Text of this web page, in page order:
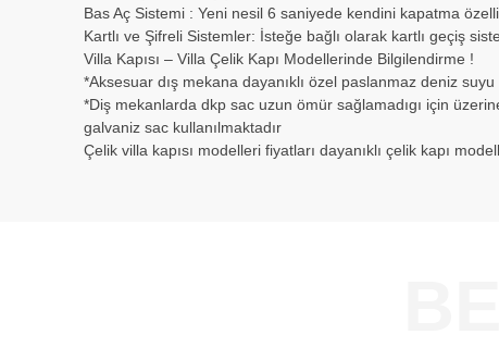
Bas Aç Sistemi : Yeni nesil 6 saniyede kendini kapatma
Kartlı ve Şifreli Sistemler: İsteğe bağlı olarak kartlı geçiş
Villa Kapısı – Villa Çelik Kapı Modellerinde Bilgilendirme !
*Aksesuar dış mekana dayanıklı özel paslanmaz deniz
*Diş mekanlarda dkp sac uzun ömür sağlamadıgı için
galvaniz sac kullanılmaktadır
Çelik villa kapısı modelleri fiyatları dayanıklı çelik kapı